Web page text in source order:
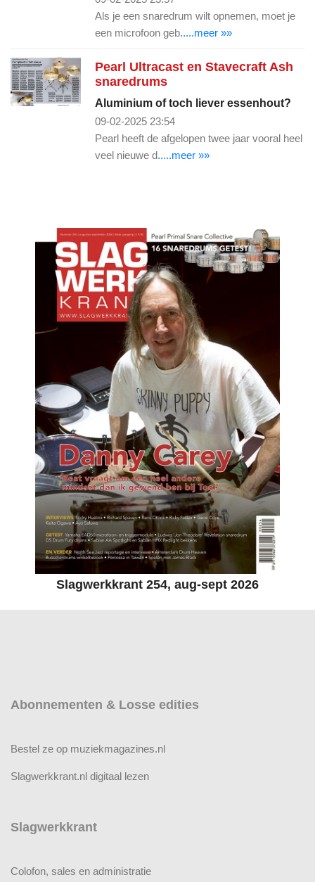
Als je een snaredrum wilt opnemen, moet je
een microfoon geb.....meer »»
Pearl Ultracast en Stavecraft Ash
snaredrums
Aluminium of toch liever essenhout?
09-02-2025 23:54
Pearl heeft de afgelopen twee jaar vooral heel
veel nieuwe d.....meer »»
Slagwerkkrant 254, aug-sept 2026
Abonnementen & Losse edities
Bestel ze op muziekmagazines.nl
Slagwerkkrant.nl digitaal lezen
Slagwerkkrant
Colofon, sales en administratie